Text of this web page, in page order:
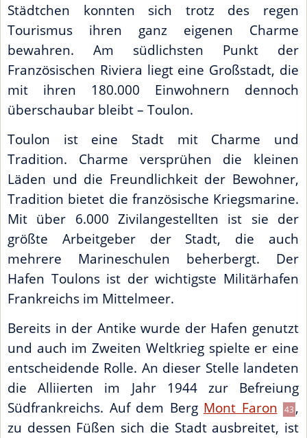
Städtchen konnten sich trotz des regen
Tourismus ihren ganz eigenen Charme
bewahren. Am südlichsten Punkt der
Französischen Riviera liegt eine Großstadt, die
mit ihren 180.000 Einwohnern dennoch
überschaubar bleibt – Toulon.
Toulon ist eine Stadt mit Charme und
Tradition. Charme versprühen die kleinen
Läden und die Freundlichkeit der Bewohner,
Tradition bietet die französische Kriegsmarine.
Mit über 6.000 Zivilangestellten ist sie der
größte Arbeitgeber der Stadt, die auch
mehrere Marineschulen beherbergt. Der
Hafen Toulons ist der wichtigste Militärhafen
Frankreichs im Mittelmeer.
Bereits in der Antike wurde der Hafen genutzt
und auch im Zweiten Weltkrieg spielte er eine
entscheidende Rolle. An dieser Stelle landeten
die Alliierten im Jahr 1944 zur Befreiung
Südfrankreichs. Auf dem Berg Mont Faron 43 ,
zu dessen Füßen sich die Stadt ausbreitet, ist